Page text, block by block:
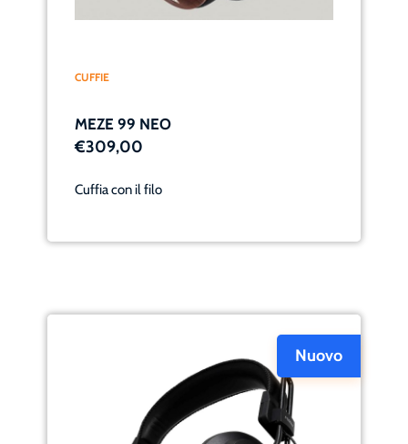
CUFFIE
MEZE 99 NEO
€309,00
Cuffia con il filo
Nuovo